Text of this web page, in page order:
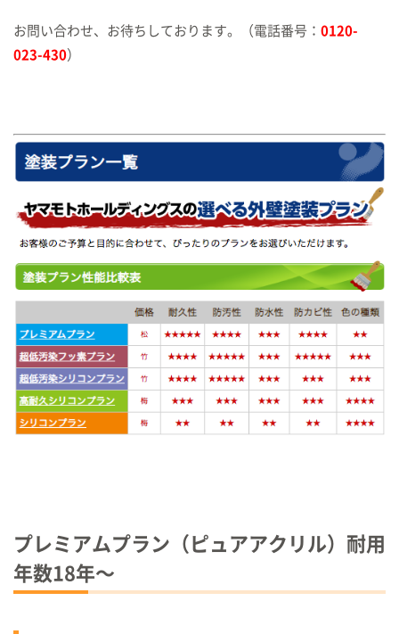
お問い合わせ、お待ちしております。（電話番号： 0120-
023-430）
プレミアムプラン（ピュアアクリル）耐用
年数18年〜